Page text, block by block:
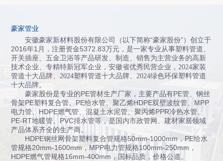
豪家管业
安徽豪家新材料股份有限公司（以下简称“豪家股份”）创立于
2016年1月，注册资金5372.83万元，是一家专业从事塑料管道、
开关插座、五金卫浴等产品研发、制造、销售为主营业务的高新
技术企业、专精特新冠军企业，安徽省优秀民营企业， 2024家装
管道十大品牌
2024塑料管道十大品牌 2024绿色环保塑料管道
十大品牌 。
豪家股份是专业的PE管材生产厂家，主要产品有PE管、钢丝
骨架PE塑料复合管、PE给水管、聚乙烯HDPE双壁波纹管、MPP
电力管、HDPE燃气管、混凝土水泥管、聚丙烯PPR冷热水管、
PE-RT地暖管、PVC排水管等，是国内市政管网、建材家居领域
产品体系齐全的生产商。
HDPE钢丝网骨架塑料复合管规格50mm-1000mm，PE给水
管规格20mm-1600mm，MPP电力管规格100mm-250mm，
HDPE燃气管规格16mm-400mm，国标品质，价格公道。